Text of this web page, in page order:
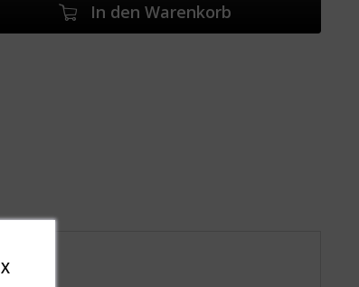
In den Warenkorb
X